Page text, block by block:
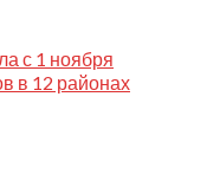
с 1 ноября
в 12 районах